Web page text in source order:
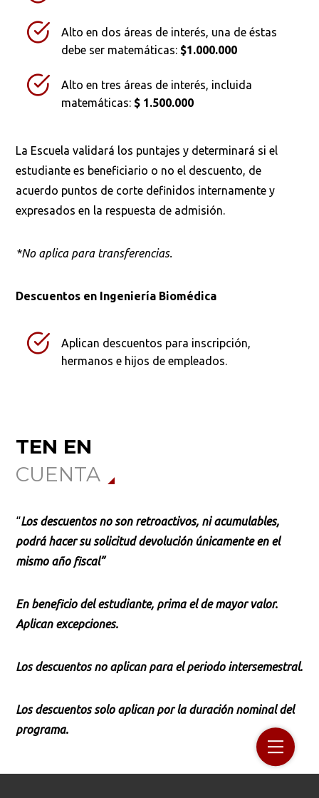
Alto en dos áreas de interés, una de éstas
debe ser matemáticas: $1.000.000
Alto en tres áreas de interés, incluida
matemáticas: $ 1.500.000
La Escuela validará los puntajes y determinará si el
estudiante es beneficiario o no el descuento, de
acuerdo puntos de corte definidos internamente y
expresados en la respuesta de admisión.
*No aplica para transferencias.
Descuentos en Ingeniería Biomédica
Aplican descuentos para inscripción,
hermanos e hijos de empleados.
TEN EN
CUENTA
“Los descuentos no son retroactivos, ni acumulables,
podrá hacer su solicitud devolución únicamente en el
mismo año fiscal”
En beneficio del estudiante, prima el de mayor valor.
Aplican excepciones.
Los descuentos no aplican para el periodo intersemestral.
Los descuentos solo aplican por la duración nominal del
programa.
Buscar en:
Buscar